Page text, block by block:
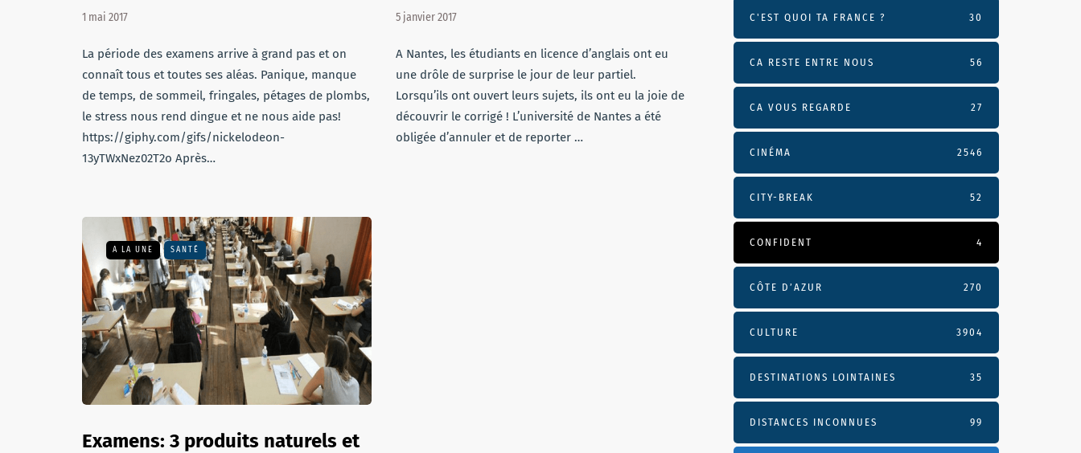
1 mai 2017
La période des examens arrive à grand pas et on
connaît tous et toutes ses aléas. Panique, manque
de temps, de sommeil, fringales, pétages de plombs,
le stress nous rend dingue et ne nous aide pas!
https://giphy.com/gifs/nickelodeon-
13yTWxNez02T2o Après…
5 janvier 2017
A Nantes, les étudiants en licence d’anglais ont eu
une drôle de surprise le jour de leur partiel.
Lorsqu’ils ont ouvert leurs sujets, ils ont eu la joie de
découvrir le corrigé ! L’université de Nantes a été
obligée d’annuler et de reporter …
A LA UNE SANTÉ
Examens: 3 produits naturels et
C'EST QUOI TA FRANCE ? 30
CA RESTE ENTRE NOUS 56
CA VOUS REGARDE 27
CINÉMA 2546
CITY-BREAK 52
CONFIDENT 4
CÔTE D’AZUR 270
CULTURE 3904
DESTINATIONS LOINTAINES 35
DISTANCES INCONNUES 99